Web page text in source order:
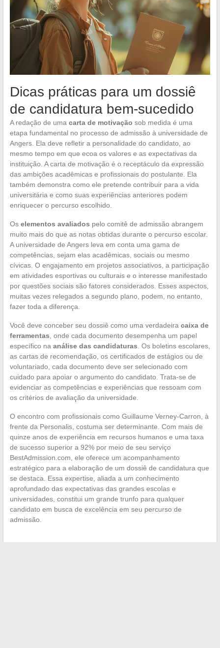
Dicas práticas para um dossiê
de candidatura bem-sucedido
A redação de uma carta de motivação sob medida é uma
etapa fundamental no processo de admissão à universidade de
Angers. Ela deve refletir a personalidade do candidato, ao
mesmo tempo em que ecoa os valores e as expectativas da
instituição. A carta de motivação é o receptáculo da expressão
das ambições acadêmicas e profissionais do postulante. Ela
também demonstra como ele pretende contribuir para a vida
universitária e como suas experiências anteriores podem
enriquecer o percurso escolhido.
Os elementos avaliados pelo comitê de admissão abrangem
muito mais do que as notas obtidas durante o percurso escolar.
A universidade de Angers leva em conta uma gama de
competências, sejam elas acadêmicas, sociais ou mesmo
cívicas. O engajamento em projetos associativos, a participação
em atividades esportivas ou culturais e o interesse manifestado
por questões sociais são fatores considerados. Esses aspectos,
muitas vezes relegados a segundo plano, podem, no entanto,
fazer toda a diferença.
Você deve conceber seu dossiê como uma verdadeira caixa de
ferramentas , onde cada documento desempenha um papel
específico na análise das candidaturas . Os boletins escolares,
as cartas de recomendação, os certificados de estágios ou de
voluntariado, cada documento deve ser selecionado com
cuidado para apoiar o argumento do candidato. Trata-se de
evidenciar as competências e experiências que ressoam com
os critérios de avaliação da universidade.
O encontro com profissionais como Guillaume Verney-Carron, à
frente da Personalis, costuma ser determinante. Com mais de
quinze anos de experiência em recursos humanos e uma taxa
de sucesso superior a 92% por meio de seu serviço
BestAdmission.com, ele oferece um acompanhamento
estratégico para a elaboração de um dossiê de candidatura que
se destaca. Essa expertise, aliada a um conhecimento
aprofundado das expectativas das grandes escolas e
universidades, constitui um grande trunfo para qualquer
candidato em busca de excelência em seu percurso de
admissão.